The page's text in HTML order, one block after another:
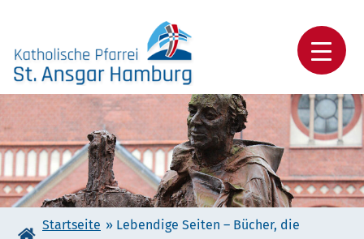
content
Katholische Pfarrei St. Ansgar Hamburg
Startseite » Lebendige Seiten – Bücher, die